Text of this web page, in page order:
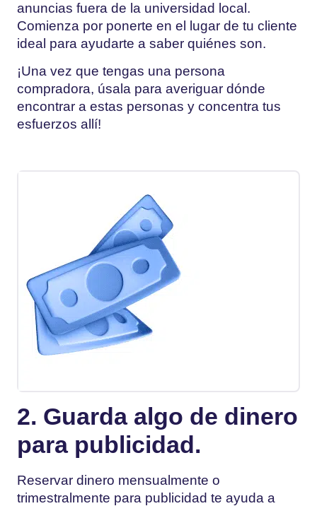
anuncias fuera de la universidad local.
Comienza por ponerte en el lugar de tu cliente
ideal para ayudarte a saber quiénes son.
¡Una vez que tengas una persona
compradora, úsala para averiguar dónde
encontrar a estas personas y concentra tus
esfuerzos allí!
2. Guarda algo de dinero
para publicidad.
Reservar dinero mensualmente o
trimestralmente para publicidad te ayuda a